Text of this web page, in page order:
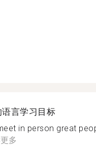
语言学习目标
in person great
多